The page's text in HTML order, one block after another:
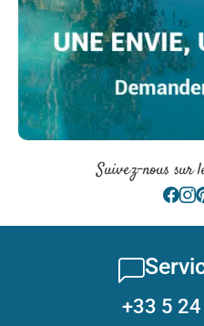
Suivez-nous sur
+33 5